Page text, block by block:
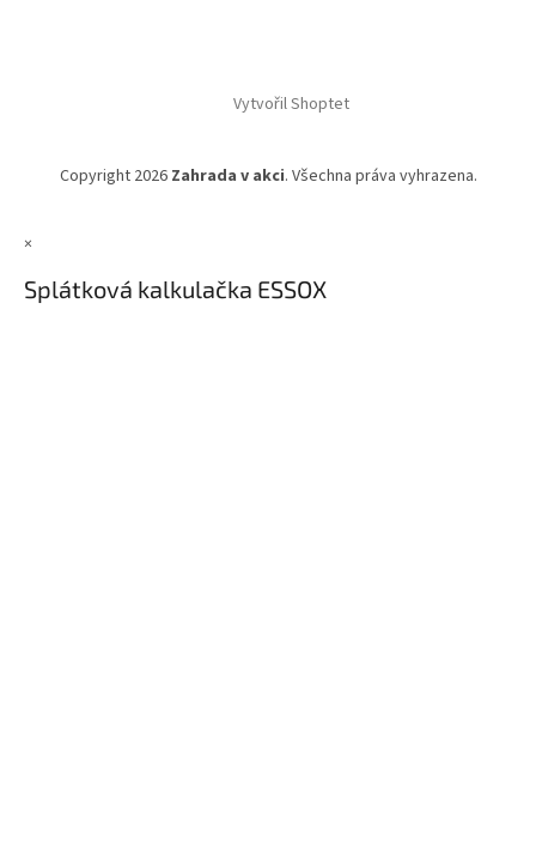
Vytvořil Shoptet
Copyright 2026 Zahrada v akci. Všechna práva vyhrazena.
×
Splátková kalkulačka ESSOX